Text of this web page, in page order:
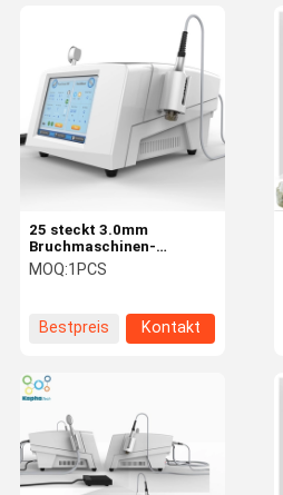
25 steckt 3.0mm
Bruchmaschinen-
Narben-Abbau rfs
Microneedle fest
MOQ:1PCS
Bestpreis Kontakt